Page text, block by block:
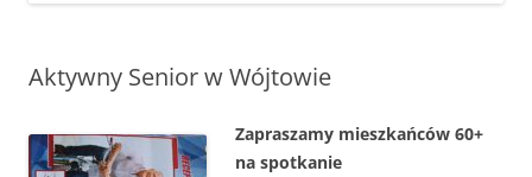
Aktywny Senior w Wójtowie
Zapraszamy mieszkańców 60+
na spotkanie